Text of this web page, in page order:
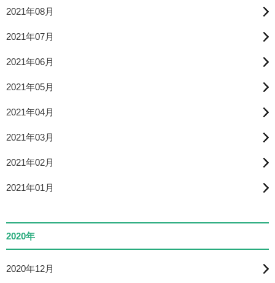
2021年08月
2021年07月
2021年06月
2021年05月
2021年04月
2021年03月
2021年02月
2021年01月
2020年
2020年12月